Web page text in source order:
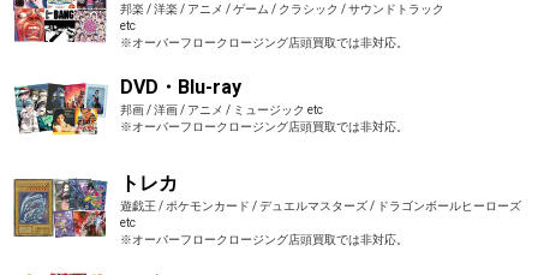
邦楽 / 洋楽 / アニメ / ゲーム / クラシック / サウンドトラック
etc
※オーバーフロークロージング店頭買取では非対応。
DVD・Blu-ray
邦画 / 洋画 / アニメ / ミュージック etc
※オーバーフロークロージング店頭買取では非対応。
トレカ
遊戯王 / ポケモンカード / デュエルマスターズ / ドラゴンボールヒーローズ
etc
※オーバーフロークロージング店頭買取では非対応。